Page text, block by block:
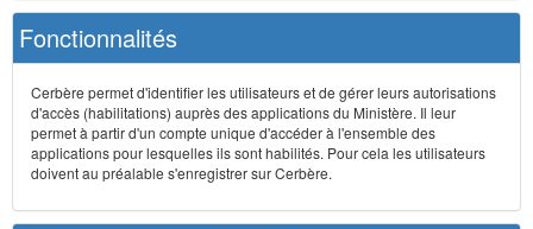
Fonctionnalités
Cerbère permet d'identifier les utilisateurs et de gérer leurs autorisations
d'accès (habilitations) auprès des applications du Ministère. Il leur
permet à partir d'un compte unique d'accéder à l'ensemble des
applications pour lesquelles ils sont habilités. Pour cela les utilisateurs
doivent au préalable s'enregistrer sur Cerbère.